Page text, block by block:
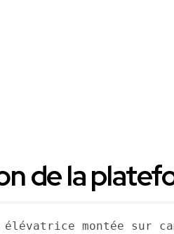
de la
élévatrice montée sur